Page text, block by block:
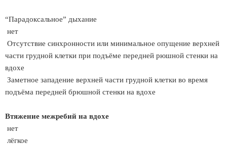
“Парадоксальное” дыхание
нет
Отсутствие синхронности или минимальное опущение верхней
части грудной клетки при подъёме передней рюшной стенки на
вдохе
Заметное западение верхней части грудной клетки во время
подъёма передней брюшной стенки на вдохе
Втяжение межребий на вдохе
нет
лёгкое